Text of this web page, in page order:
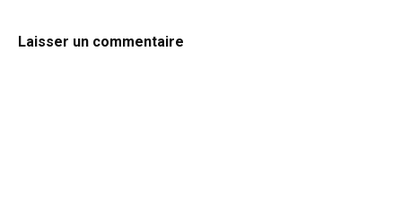
Laisser un commentaire